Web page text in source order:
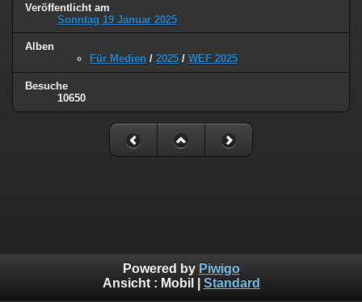
Veröffentlicht am
Sonntag 19 Januar 2025
Alben
Für Medien / 2025 / WEF 2025
Besuche
10650
Powered by Piwigo
Ansicht : Mobil Standard